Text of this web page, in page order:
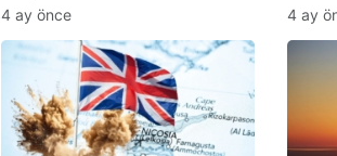
Kapıda
4 ay önce 4 ay